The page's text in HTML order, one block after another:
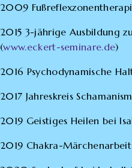
2009
2015 3-jährige Ausbildung
(www.eckert-seminare.de)
2016 Psychodynamische
2017 Jahreskreis
2019 Geistiges Heilen bei
2019 Chakra-